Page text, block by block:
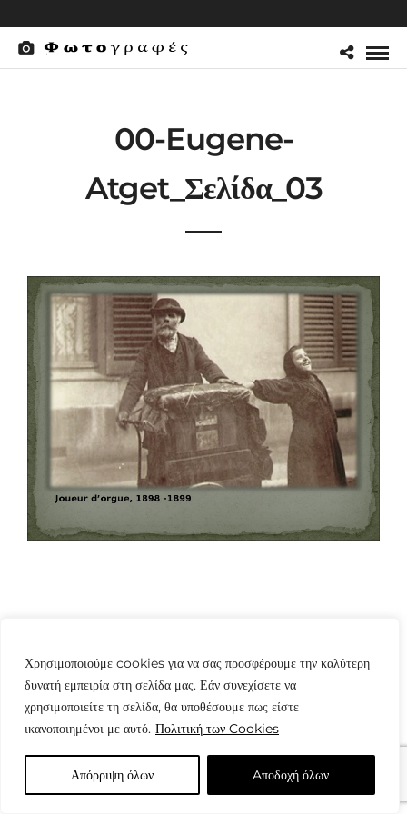
Χρησιμοποιούμε cookies για να σας προσφέρουμε την καλύτερη
δυνατή εμπειρία στη σελίδα μας. Εάν συνεχίσετε να
χρησιμοποιείτε τη σελίδα, θα υποθέσουμε πως είστε
ικανοποιημένοι με αυτό. Πολιτική των Cookies
Απόρριψη όλων Aποδοχή όλων
00-Eugene-
Atget_Σελίδα_03
© Copyright: www.fotografes.gr - Δαμιανός Μωραΐτης